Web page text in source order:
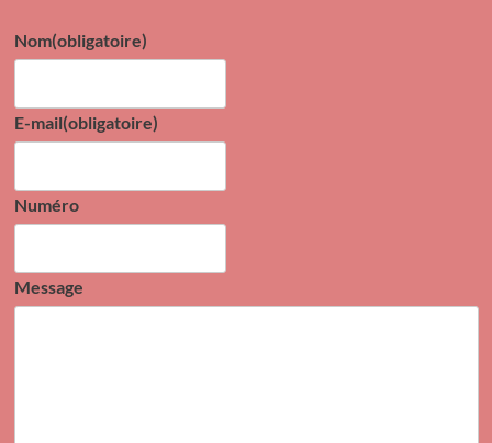
Nom(obligatoire)
E-mail(obligatoire)
Numéro
Message